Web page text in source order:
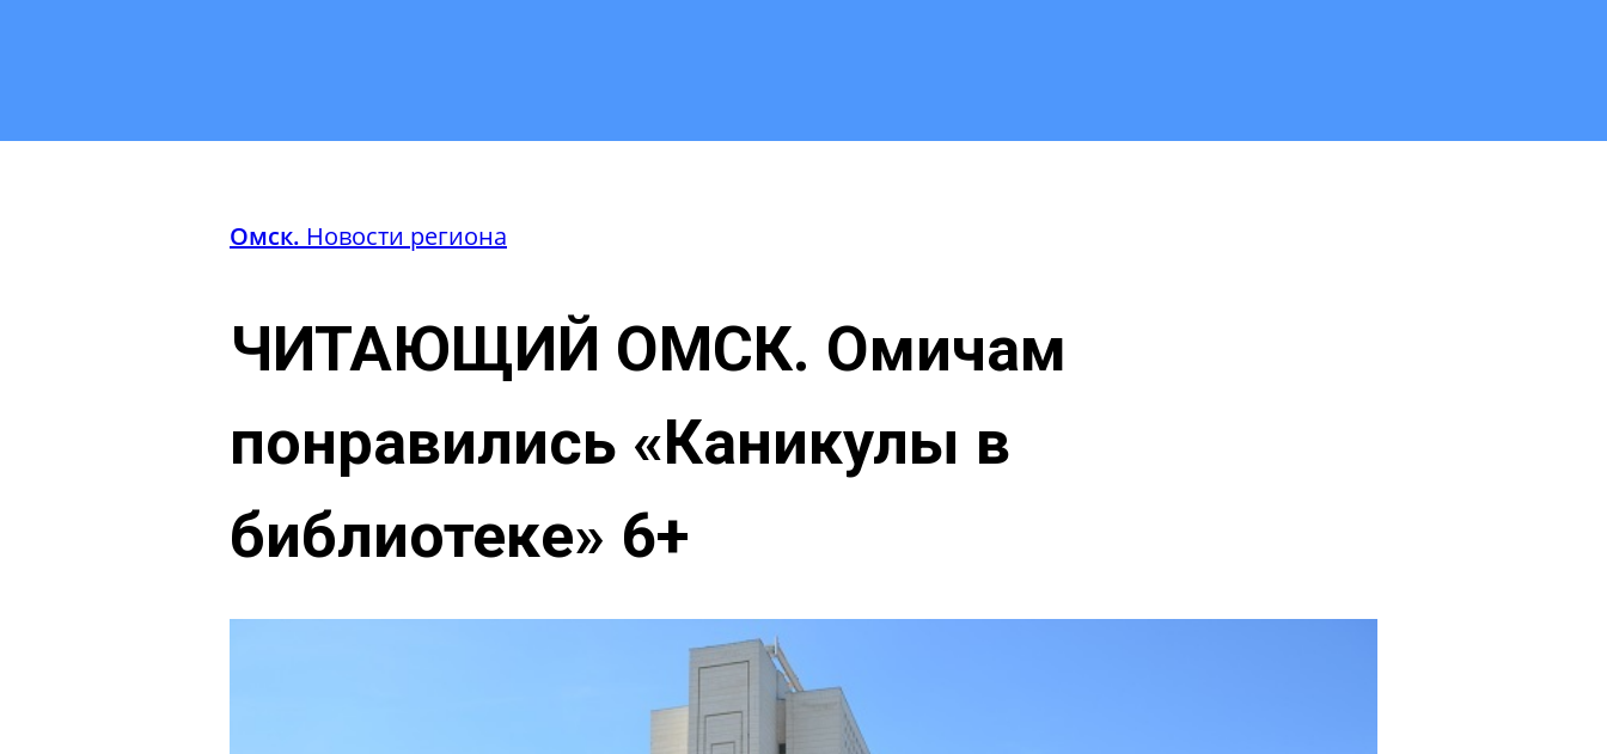
Омск. Новости региона
ЧИТАЮЩИЙ ОМСК. Омичам
понравились «Каникулы в
библиотеке» 6+